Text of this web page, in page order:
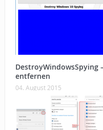
DestroyWindowsSpying
entfernen
04. August 2015